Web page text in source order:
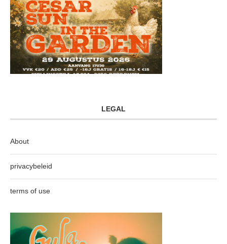
LEGAL
About
privacybeleid
terms of use